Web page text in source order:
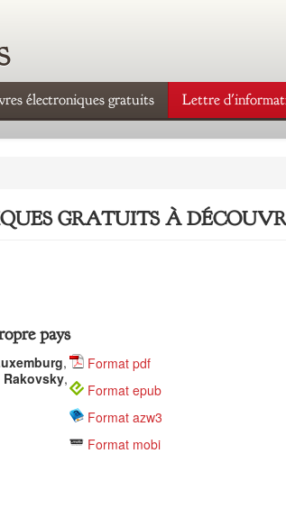
électroniques gratuits Lettre
GRATUITS À
pays
,
,
Format pdf
Format epub
Format azw3
Format mobi